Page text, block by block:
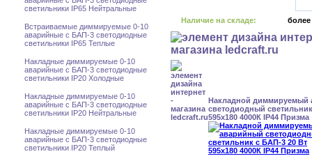
светильники IP65 Нейтральные
Встраиваемые диммируемые 0-10
аварийные с БАП-3 светодиодные
светильники IP65 Теплые
Накладные диммируемые 0-10
аварийные с БАП-3 светодиодные
светильники IP20 Холодные
Накладные диммируемые 0-10
аварийные с БАП-3 светодиодные
светильники IP20 Нейтральные
Накладные диммируемые 0-10
аварийные с БАП-3 светодиодные
светильники IP20 Теплый
Наличие на складе: более
Накладной диммируемый
светодиодный
595x180 4000К IP44 Призма